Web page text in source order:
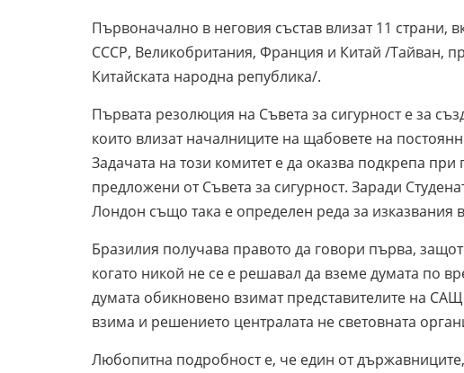
Първоначално в неговия състав влизат 11 страни,
СССР, Великобритания, Франция и Китай /Тайван,
Китайската народна република/.
Първата резолюция на Съвета за сигурност е за
които влизат началниците на щабовете на
Задачата на този комитет е да оказва подкрепа
предложени от Съвета за сигурност. Заради
Лондон също така е определен реда за изказвания
Бразилия получава правото да говори първа,
когато никой не се е решавал да вземе думата по
думата обикновено взимат представителите на
взима и решението централата не световната
Любопитна подробност е, че един от